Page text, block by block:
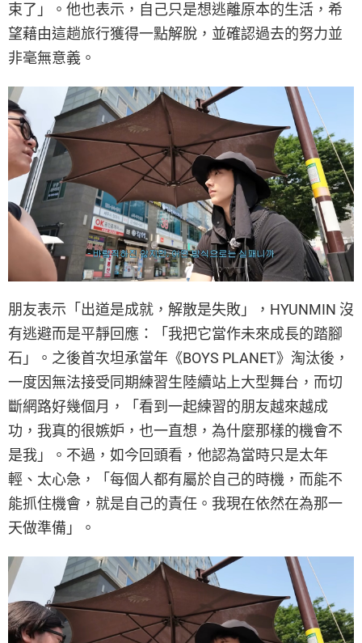
束了」。他也表示，自己只是想逃離原本的生活，希
望藉由這趟旅行獲得一點解脫，並確認過去的努力並
非毫無意義。
朋友表示「出道是成就，解散是失敗」，HYUNMIN 沒
有逃避而是平靜回應：「我把它當作未來成長的踏腳
石」。之後首次坦承當年《BOYS PLANET》淘汰後，
一度因無法接受同期練習生陸續站上大型舞台，而切
斷網路好幾個月，「看到一起練習的朋友越來越成
功，我真的很嫉妒，也一直想，為什麼那樣的機會不
是我」。不過，如今回頭看，他認為當時只是太年
輕、太心急，「每個人都有屬於自己的時機，而能不
能抓住機會，就是自己的責任。我現在依然在為那一
天做準備」。